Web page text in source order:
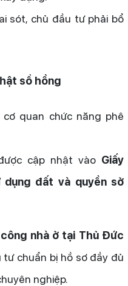
sót, chủ đầu tư phải bổ
sổ hồng
quan chức năng phê
cập nhật vào Giấy
dụng đất và quyền sở
nhà ở tại Thủ Đức
chuẩn bị hồ sơ đầy đủ
nghiệp.